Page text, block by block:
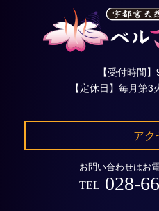
【受付時間
【定休日】毎月第
アク
お問い合わせはお
TEL 028-